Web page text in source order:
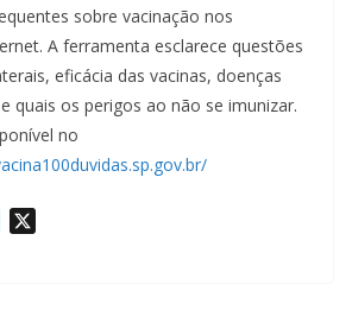
sobre vacinação nos
A ferramenta esclarece questões
eficácia das vacinas, doenças
quais os perigos ao não se imunizar.
no